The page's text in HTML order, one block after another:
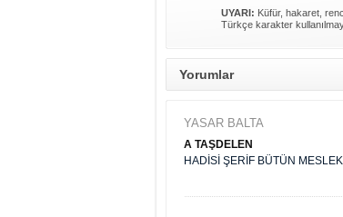
UYARI: Küfür, hakaret,
Türkçe karakter
Yorumlar
YASAR BALTA
A TAŞDELEN
HADİSİ ŞERİF BÜTÜN